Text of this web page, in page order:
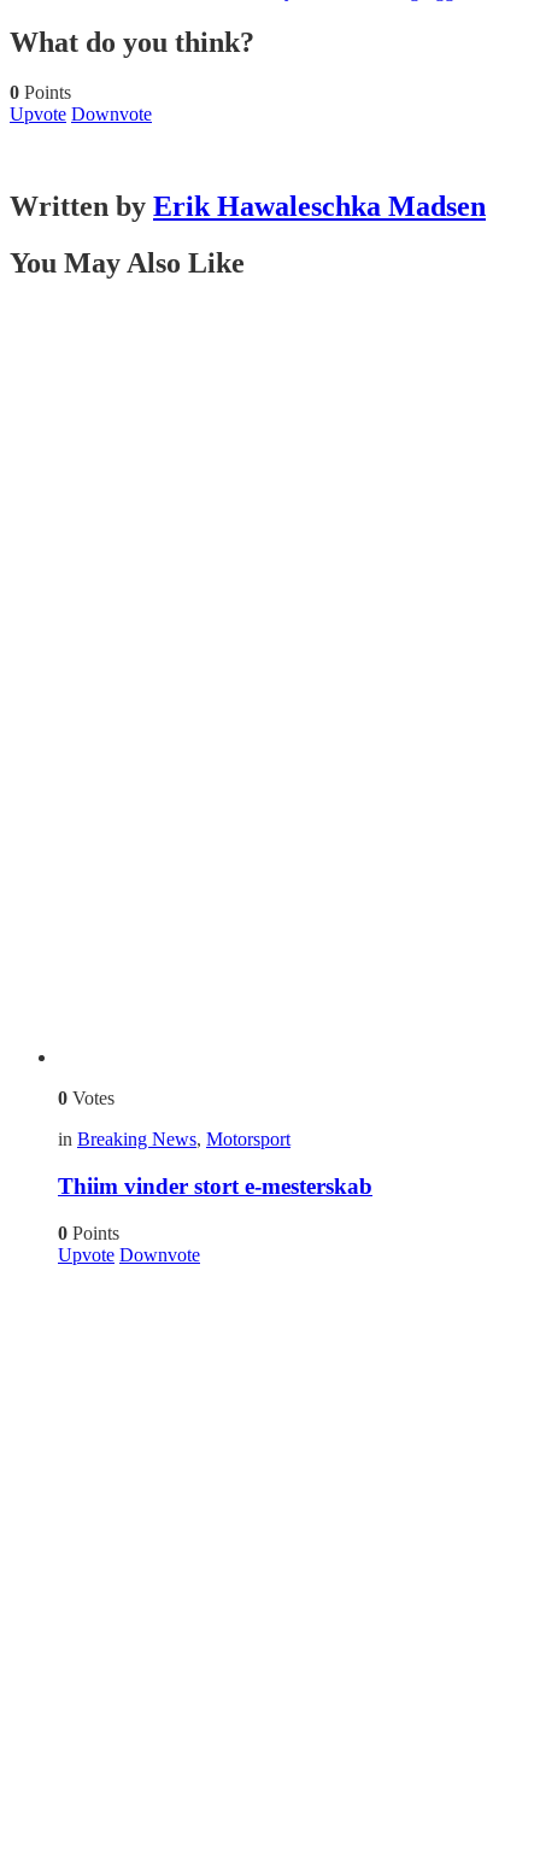
What do you think?
0 Points
Upvote Downvote
Written by Erik Hawaleschka Madsen
You May Also Like
0 Votes
in Breaking News, Motorsport
Thiim vinder stort e-mesterskab
0 Points
Upvote Downvote